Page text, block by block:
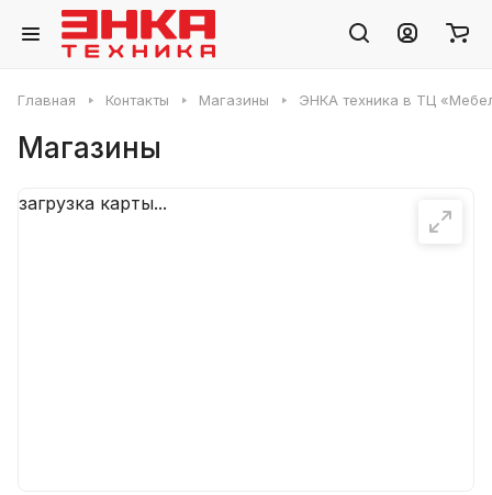
Главная Контакты Магазины ЭНКА техника в ТЦ
Магазины
загрузка карты...